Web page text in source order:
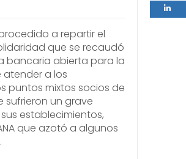
procedido a repartir el
que se recaudó
bancaria abierta para la
a los
puntos mixtos socios de
sufrieron un grave
establecimientos,
que azotó a algunos